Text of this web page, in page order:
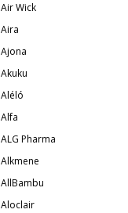
Air Wick
Aira
Ajona
Akuku
Aléló
Alfa
ALG Pharma
Alkmene
AllBambu
Aloclair